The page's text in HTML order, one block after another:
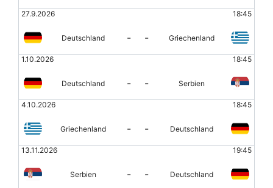
27.9.2026 18:45
Deutschland - - Griechenland
1.10.2026 18:45
Deutschland - - Serbien
4.10.2026 18:45
Griechenland - - Deutschland
13.11.2026 19:45
Serbien - - Deutschland